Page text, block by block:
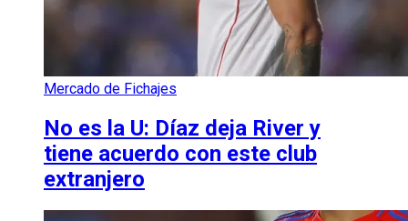
Mercado de Fichajes
No es la U: Díaz deja River y
tiene acuerdo con este club
extranjero